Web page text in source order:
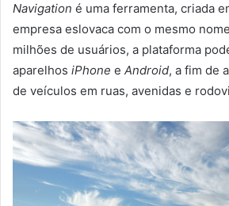
Navigation é uma ferramenta, criada
empresa eslovaca com o mesmo
milhões de usuários, a plataforma
aparelhos iPhone e Android, a fim de
de veículos em ruas, avenidas e